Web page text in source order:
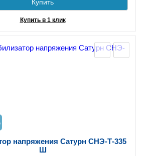
Купить
Купить в 1 клик
напряжения Сатурн СНЭ-Т-335
Ш